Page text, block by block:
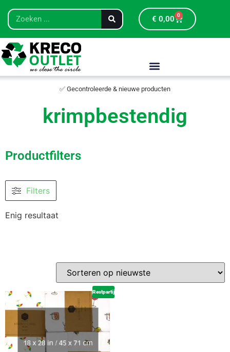
€ 0,00 0
✅ Gecontroleerde & nieuwe producten
krimpbestendig
Productfilters
Filters
Enig resultaat
Restpartij